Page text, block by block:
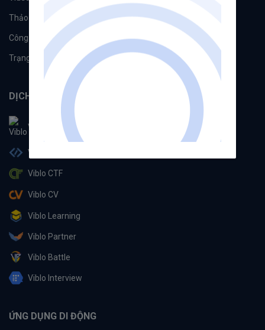
Thảo luận Đề xuất hệ thống
Công cụ Machine Learning
Trạng thái hệ thống
DỊCH VỤ
Viblo
Viblo Code
Viblo CTF
Viblo CV
Viblo Learning
Viblo Partner
Viblo Battle
Viblo Interview
ỨNG DỤNG DI ĐỘNG